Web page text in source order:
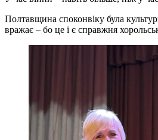
Полтавщина споконвіку була
вражає – бо це і є справжня